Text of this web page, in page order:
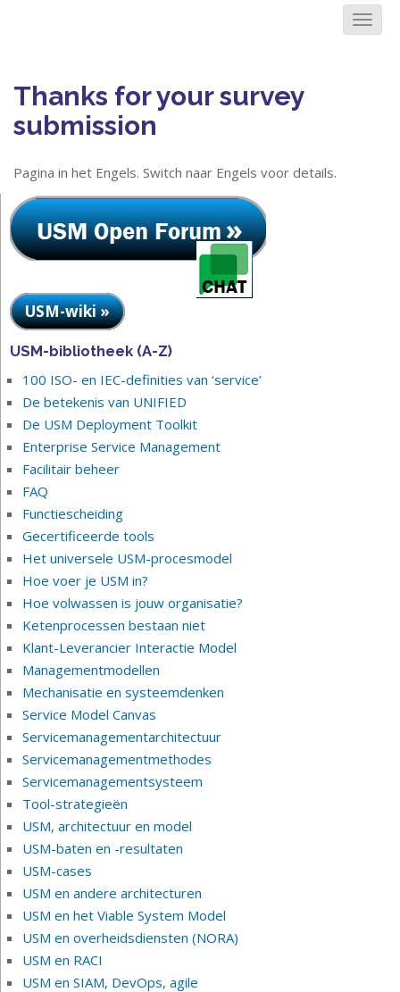
Thanks for your survey
submission
Pagina in het Engels. Switch naar Engels voor details.
USM-wiki »
USM-bibliotheek (A-Z)
100 ISO- en IEC-definities van ‘service’
De betekenis van UNIFIED
De USM Deployment Toolkit
Enterprise Service Management
Facilitair beheer
FAQ
Functiescheiding
Gecertificeerde tools
Het universele USM-procesmodel
Hoe voer je USM in?
Hoe volwassen is jouw organisatie?
Ketenprocessen bestaan niet
Klant-Leverancier Interactie Model
Managementmodellen
Mechanisatie en systeemdenken
Service Model Canvas
Servicemanagementarchitectuur
Servicemanagementmethodes
Servicemanagementsysteem
Tool-strategieën
USM, architectuur en model
USM-baten en -resultaten
USM-cases
USM en andere architecturen
USM en het Viable System Model
USM en overheidsdiensten (NORA)
USM en RACI
USM en SIAM, DevOps, agile